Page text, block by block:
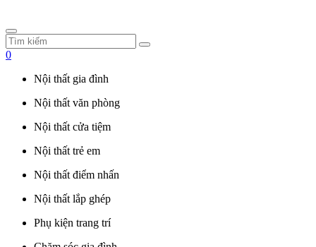
0
Nội thất gia đình
Nội thất văn phòng
Nội thất cửa tiệm
Nội thất trẻ em
Nội thất điểm nhấn
Nội thất lắp ghép
Phụ kiện trang trí